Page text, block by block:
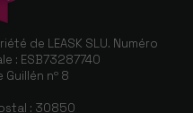
de LEASK SLU. Numéro
: ESB73287740
Guillén nº 8
: 30850